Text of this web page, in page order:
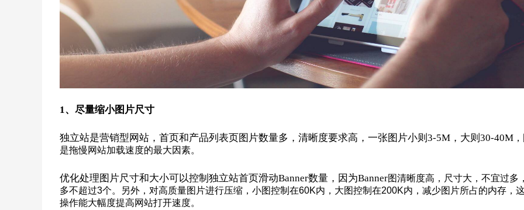
1、尽量缩小图片尺寸
独立站是营销型网站，首页和产品列表页图片数量多，清晰度要求高，一张图片小则3-5M，大则30-40M
是拖慢网站加载速度的最大因素。
优化处理图片尺寸和大小可以控制独立站首页滑动Banner数量，因为Banner图清晰度高，尺寸大，不宜过多
多不超过3个。另外，对高质量图片进行压缩，小图控制在60K内，大图控制在200K内，减少图片所占的内存，
操作能大幅度提高网站打开速度。